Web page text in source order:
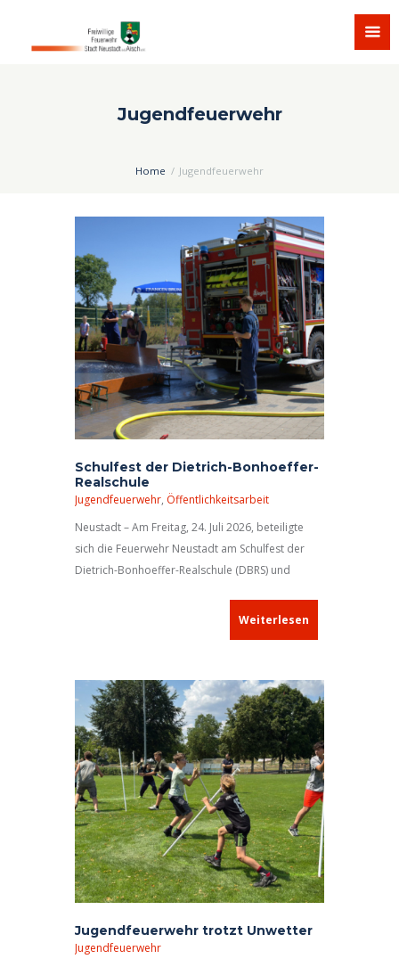
Jugendfeuerwehr
Home Jugendfeuerwehr
Schulfest der Dietrich-Bonhoeffer-
Realschule
Jugendfeuerwehr, Öffentlichkeitsarbeit
Neustadt – Am Freitag, 24. Juli 2026, beteiligte
sich die Feuerwehr Neustadt am Schulfest der
Dietrich-Bonhoeffer-Realschule (DBRS) und
abwechslungsreiche Programm für dieWeiterlesen
Jugendfeuerwehr trotzt Unwetter
Jugendfeuerwehr